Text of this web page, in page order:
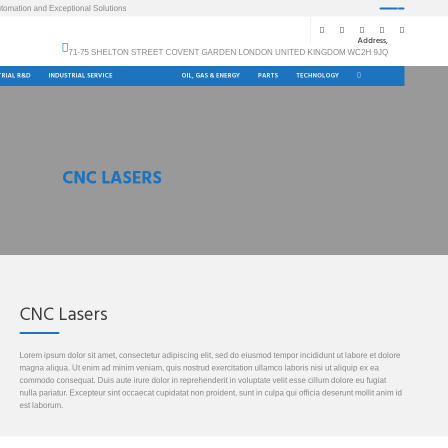
and Exceptional Solutions
Address,
71-75 SHELTON STREET COVENT GARDEN LONDON UNITED KINGDOM WC2H 9JQ
R&D INDUSTRIAL SERVICE OIL, GAS & ENERGY PARTS TECHNOLOGY
CNC LASERS
CNC Lasers
Lorem ipsum dolor sit amet, consectetur adipiscing elit, sed do eiusmod tempor incididunt ut labore et dolore
magna aliqua. Ut enim ad minim veniam, quis nostrud exercitation ullamco laboris nisi ut aliquip ex ea
commodo consequat. Duis aute irure dolor in reprehenderit in voluptate velit esse cillum dolore eu fugiat
nulla pariatur. Excepteur sint occaecat cupidatat non proident, sunt in culpa qui officia deserunt mollit anim id
est laborum.